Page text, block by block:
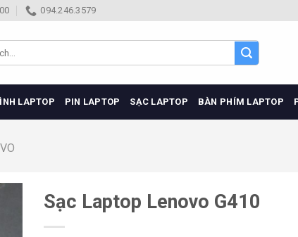
094.246.3579
LAPTOP PIN LAPTOP SẠC LAPTOP BÀN PHÍM LAPTOP
Sạc Laptop Lenovo G410